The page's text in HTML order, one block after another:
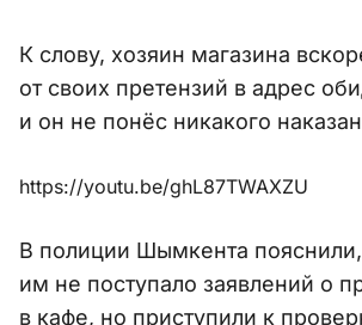
К слову, хозяин магазина
от своих претензий в адрес
и он не понёс никакого
https://youtu.be/ghL87TWAXZU
В полиции Шымкента пояснили,
им не поступало заявлений о
в кафе, но приступили к